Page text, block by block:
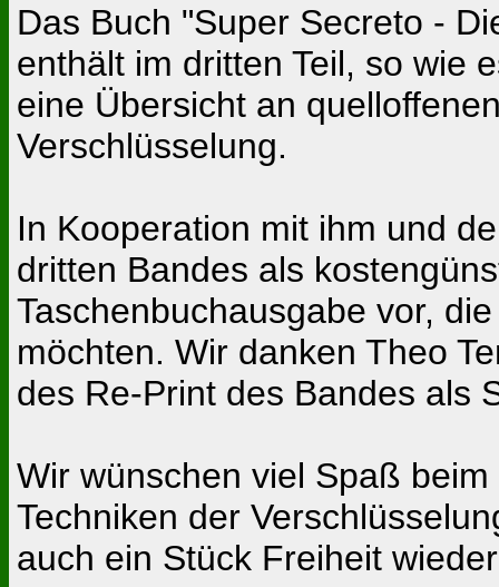
Das Buch "Super Secreto -
enthält im dritten Teil, so wie
eine Übersicht an
Verschlüsselung.
In Kooperation mit ihm und
dritten Bandes als
Taschenbuchausgabe vor,
möchten. Wir danken Theo
des Re-Print des Bandes als
Wir wünschen viel Spaß
Techniken der
auch ein Stück Freiheit